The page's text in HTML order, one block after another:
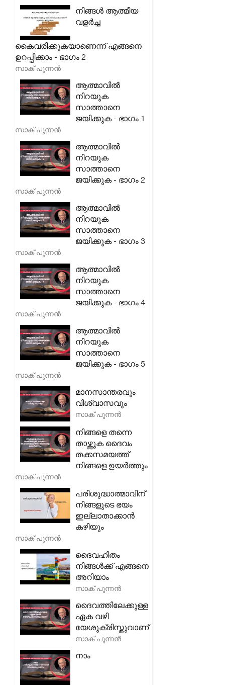
നിങ്ങൾ ആത്മീയ
വളർച്ച
കൈവരിക്കുകയാണെന്ന് എങ്ങനെ
ഉറപ്പിക്കാം - ഭാഗം 2
സാക് പുന്നൻ
ആത്മാവിൽ
നിറയുക
സാത്താനെ
ജയിക്കുക - ഭാഗം 1
സാക് പുന്നൻ
ആത്മാവിൽ
നിറയുക
സാത്താനെ
ജയിക്കുക - ഭാഗം 2
സാക് പുന്നൻ
ആത്മാവിൽ
നിറയുക
സാത്താനെ
ജയിക്കുക - ഭാഗം 3
സാക് പുന്നൻ
ആത്മാവിൽ
നിറയുക
സാത്താനെ
ജയിക്കുക - ഭാഗം 4
സാക് പുന്നൻ
ആത്മാവിൽ
നിറയുക
സാത്താനെ
ജയിക്കുക - ഭാഗം 5
സാക് പുന്നൻ
മാനസാന്തരവും
വിശ്വാസവും
സാക് പുന്നൻ
നിങ്ങളെ തന്നെ
താഴ്ത്തുക ദൈവം
തക്കസമയത്ത്
നിങ്ങളെ ഉയർത്തും
സാക് പുന്നൻ
പരിശുദ്ധാത്മാവിന്
നിങ്ങളുടെ ഭയം
ഇല്ലാതാക്കാൻ
കഴിയും
സാക് പുന്നൻ
ദൈവഹിതം
നിങ്ങൾക്ക് എങ്ങനെ
അറിയാം
സാക് പുന്നൻ
ദൈവത്തിലേക്കുള്ള
ഏക വഴി
യേശുക്രിസ്തുവാണ്
സാക് പുന്നൻ
നാം